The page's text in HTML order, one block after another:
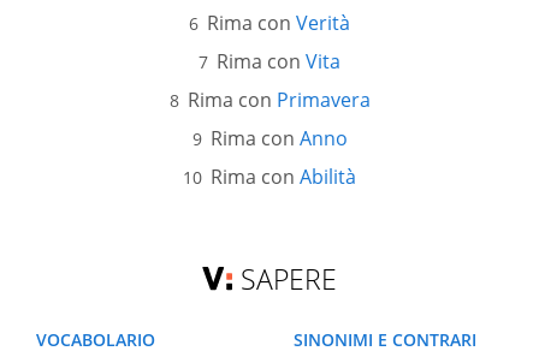
Rima con Verità
Rima con Vita
Rima con Primavera
Rima con Anno
Rima con Abilità
SAPERE
VOCABOLARIO
SINONIMI E CONTRARI